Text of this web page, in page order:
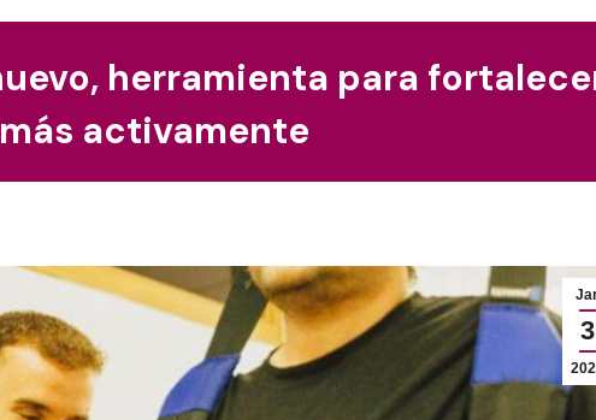
herramienta para
activamente
3